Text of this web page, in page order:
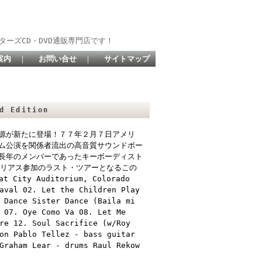
ズCD・DVD通販専門店です！
内 ｜ お問い合せ ｜ サイトマップ
Edition
が新たに登場！７７年２月７日アメリ
公演を関係者流出の高音質サウンドボー
年のメンバーであったキーボーディスト
アス参加のラスト・ツアーとなるこの
at City Auditorium, Colorado
02. Let the Children Play
Dance Sister Dance (Baila mi
Oye Como Va 08. Let Me
12. Soul Sacrifice (w/Roy
Pablo Tellez - bass guitar
Lear - drums Raul Rekow